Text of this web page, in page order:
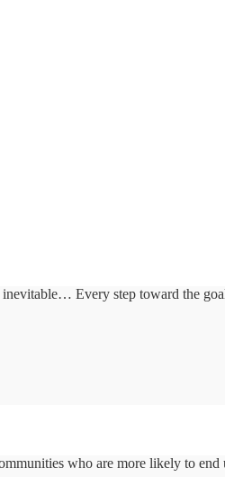
Every step toward the
who are more likely to end